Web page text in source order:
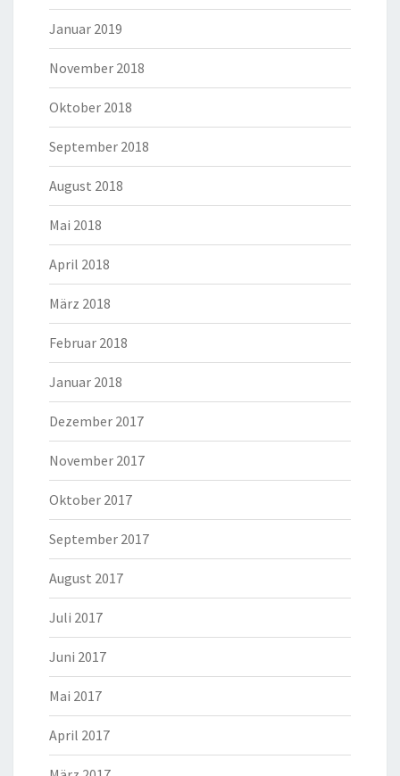
Januar 2019
November 2018
Oktober 2018
September 2018
August 2018
Mai 2018
April 2018
März 2018
Februar 2018
Januar 2018
Dezember 2017
November 2017
Oktober 2017
September 2017
August 2017
Juli 2017
Juni 2017
Mai 2017
April 2017